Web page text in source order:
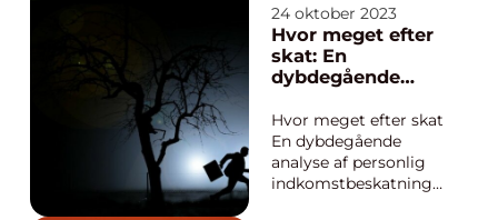
eller finansperson er
håndtering af skat en
vigtig del af dine
økonomiske
største fordele ved
skattelovgivningen er
muligh...
24 oktober 2023
Hvor meget efter
skat: En
dybdegående
personlig
indkomstbeskatni
ng
Hvor meget efter skat
En dybdegående
analyse af personlig
indkomstbeskatning